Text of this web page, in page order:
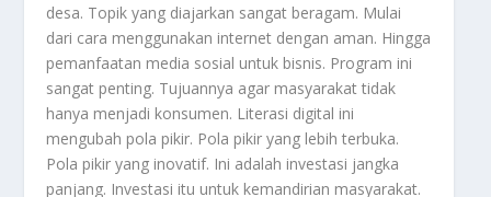
desa. Topik yang diajarkan sangat beragam. Mulai
dari cara menggunakan internet dengan aman. Hingga
pemanfaatan media sosial untuk bisnis. Program ini
sangat penting. Tujuannya agar masyarakat tidak
hanya menjadi konsumen. Literasi digital ini
mengubah pola pikir. Pola pikir yang lebih terbuka.
Pola pikir yang inovatif. Ini adalah investasi jangka
panjang. Investasi itu untuk kemandirian masyarakat.